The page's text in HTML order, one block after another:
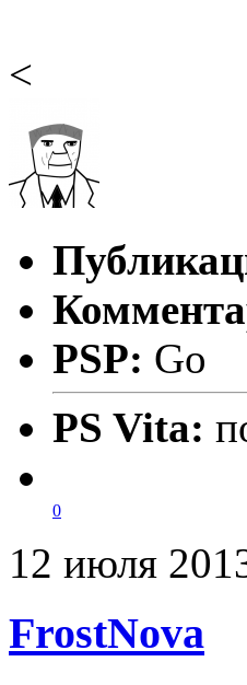
<
PSP: Go
PS Vita:
0
12 июля
FrostNova